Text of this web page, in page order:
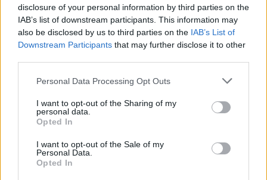
disclosure of your personal information by third parties on the
IAB’s list of downstream participants. This information may
also be disclosed by us to third parties on the IAB’s List of
Downstream Participants that may further disclose it to other
Personal Data Processing Opt Outs
I want to opt-out of the Sharing of my
personal data.
Opted In
I want to opt-out of the Sale of my
Personal Data.
Opted In